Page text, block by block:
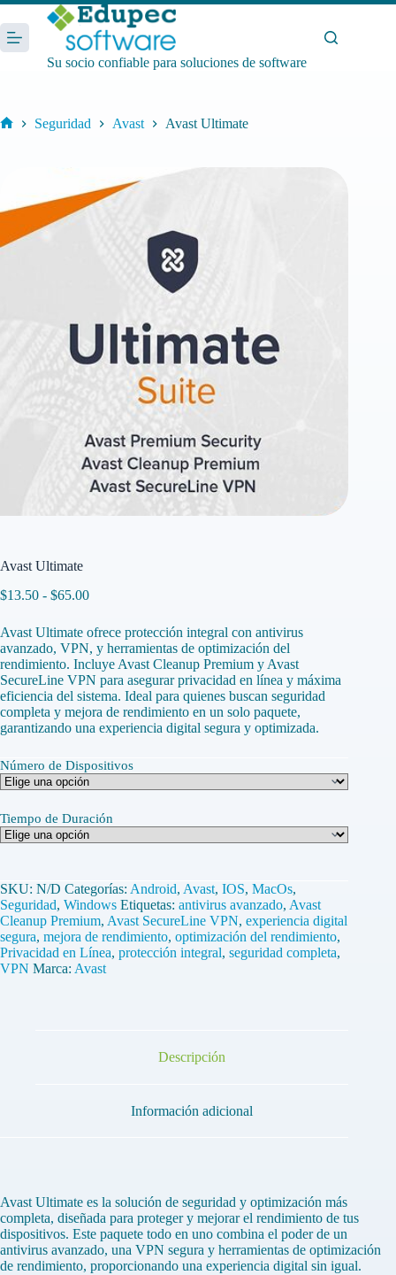
Saltar
al
contenido
Su socio confiable para soluciones de software
Seguridad Avast Avast Ultimate
Avast Ultimate
$13.50 - $65.00Rango
precios:
desde
$13.50
hasta
$65.00
Avast Ultimate ofrece protección integral con antivirus
avanzado, VPN, y herramientas de optimización del
rendimiento. Incluye Avast Cleanup Premium y Avast
SecureLine VPN para asegurar privacidad en línea y máxima
eficiencia del sistema. Ideal para quienes buscan seguridad
completa y mejora de rendimiento en un solo paquete,
garantizando una experiencia digital segura y optimizada.
Número de Dispositivos
Tiempo de Duración
SKU: N/D Categorías: Android, Avast, IOS, MacOs,
Seguridad, Windows Etiquetas: antivirus avanzado, Avast
Cleanup Premium, Avast SecureLine VPN, experiencia digital
segura, mejora de rendimiento, optimización del rendimiento,
Privacidad en Línea, protección integral, seguridad completa,
VPN Marca: Avast
Descripción
Información adicional
Avast Ultimate es la solución de seguridad y optimización más
completa, diseñada para proteger y mejorar el rendimiento de tus
dispositivos. Este paquete todo en uno combina el poder de un
antivirus avanzado, una VPN segura y herramientas de optimización
de rendimiento, proporcionando una experiencia digital sin igual.